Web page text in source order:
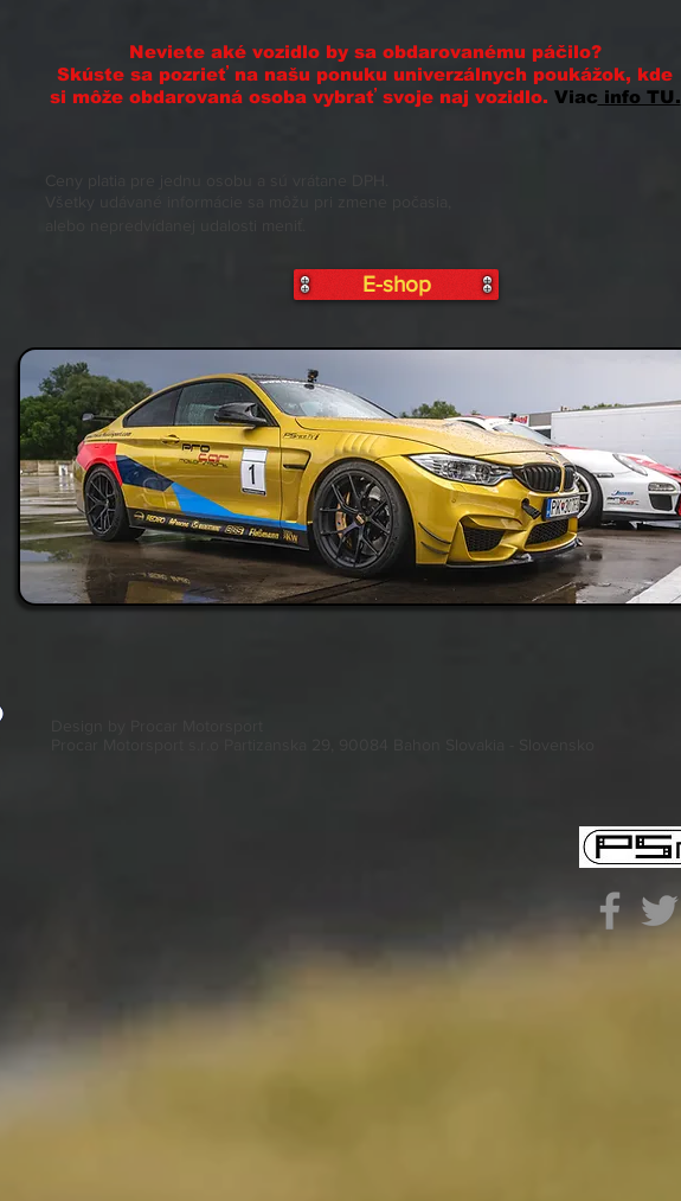
Neviete aké vozidlo by sa obdarovanému páčilo?
Skúste sa pozrieť na našu ponuku univerzálnych poukážok, kde
si môže obdarovaná osoba vybrať svoje naj vozidlo. Viac info TU.
E-shop